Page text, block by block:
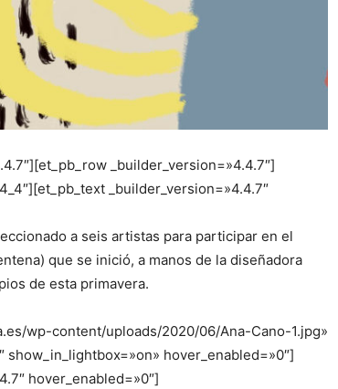
_builder_version=»4.4.7″]
_builder_version=»4.4.7″
a seis artistas para participar en el
que se inició, a manos de la diseñadora
de esta primavera.
wp-content/uploads/2020/06/Ana-Cano-1.jpg»
show_in_lightbox=»on» hover_enabled=»0″]
hover_enabled=»0″]